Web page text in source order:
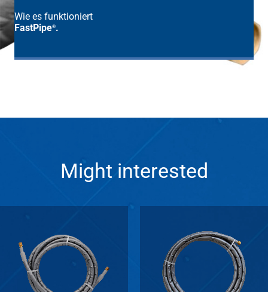
Wie es funktioniert
FastPipe®.
Might interested